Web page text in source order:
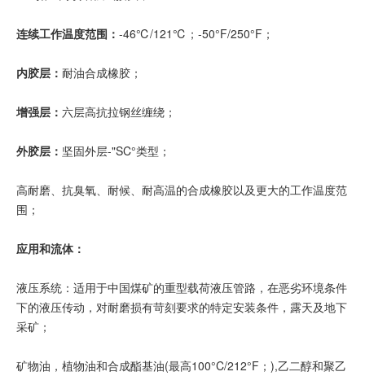
连续工作温度范围： -46℃/121℃；-50°F/250°F；
内胶层： 耐油合成橡胶；
增强层： 六层高抗拉钢丝缠绕；
外胶层： 坚固外层-"SC°类型；
高耐磨、抗臭氧、耐候、耐高温的合成橡胶以及更大的工作温度范
围；
应用和流体：
液压系统：适用于中国煤矿的重型载荷液压管路，在恶劣环境条件
下的液压传动，对耐磨损有苛刻要求的特定安装条件，露天及地下
采矿；
矿物油，植物油和合成酯基油(最高100°C/212°F；),乙二醇和聚乙